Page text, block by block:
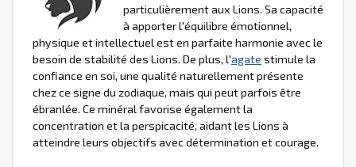
particulièrement aux Lions. Sa capacité
à apporter l'équilibre émotionnel,
physique et intellectuel est en parfaite harmonie avec le
besoin de stabilité des Lions. De plus, l'agate stimule la
confiance en soi, une qualité naturellement présente
chez ce signe du zodiaque, mais qui peut parfois être
ébranlée. Ce minéral favorise également la
concentration et la perspicacité, aidant les Lions à
atteindre leurs objectifs avec détermination et courage.